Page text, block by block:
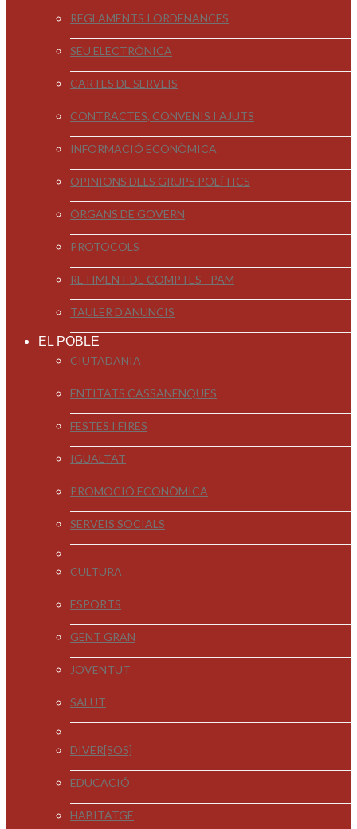
REGLAMENTS I ORDENANCES
SEU ELECTRÒNICA
CARTES DE SERVEIS
CONTRACTES, CONVENIS I AJUTS
INFORMACIÓ ECONÒMICA
OPINIONS DELS GRUPS POLÍTICS
ÒRGANS DE GOVERN
PROTOCOLS
RETIMENT DE COMPTES - PAM
TAULER D'ANUNCIS
EL POBLE
CIUTADANIA
ENTITATS CASSANENQUES
FESTES I FIRES
IGUALTAT
PROMOCIÓ ECONÒMICA
SERVEIS SOCIALS
CULTURA
ESPORTS
GENT GRAN
JOVENTUT
SALUT
DIVER[SOS]
EDUCACIÓ
HABITATGE